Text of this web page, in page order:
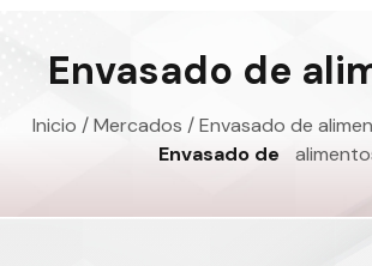
Envasado de
Inicio /Mercados /Envasado de
Envasado de